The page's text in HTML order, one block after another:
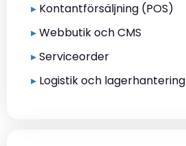
▸ Kontantförsäljning (POS)
▸Webbutik och CMS
▸Serviceorder
▸ Logistik och lagerhantering